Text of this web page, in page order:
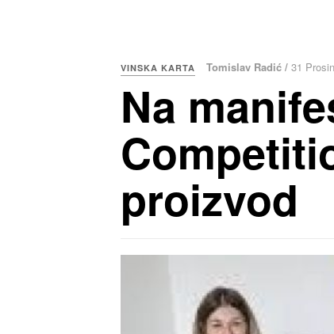
VINSKA KARTA Tomislav Radić / 31
Na
proizvod